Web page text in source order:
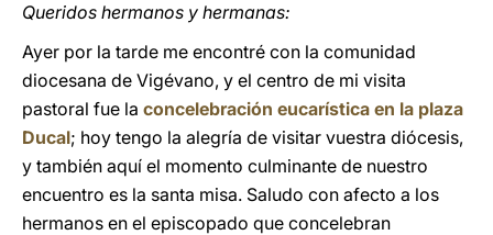
Queridos hermanos y hermanas:
Ayer por la tarde me encontré con la comunidad
diocesana de Vigévano, y el centro de mi visita
pastoral fue la concelebración eucarística en la plaza
Ducal; hoy tengo la alegría de visitar vuestra diócesis,
y también aquí el momento culminante de nuestro
encuentro es la santa misa. Saludo con afecto a los
hermanos en el episcopado que concelebran